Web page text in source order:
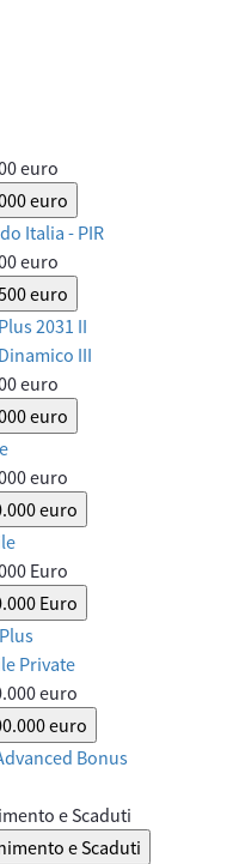
euro
euro
Italia - PIR
euro
euro
2031 II
III
euro
euro
euro
euro
Euro
Euro
Private
euro
euro
Bonus
e Scaduti
e Scaduti